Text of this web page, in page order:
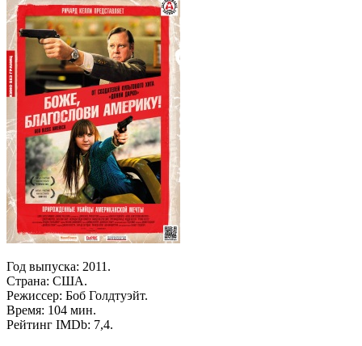
Год выпуска: 2011.
Страна: США.
Режиссер: Боб Голдтуэйт.
Время: 104 мин.
Рейтинг IMDb: 7,4.